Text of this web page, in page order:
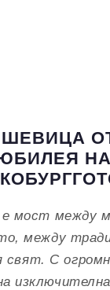
ОТ
ЮБИЛЕЯ
мост между
между
свят. С